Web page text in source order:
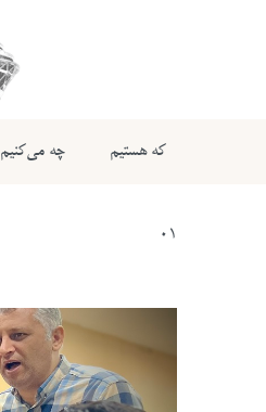
که هستیم چه می‌کنیم
01